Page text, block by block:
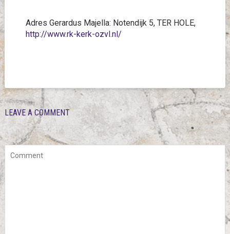
Adres Gerardus Majella: Notendijk 5, TER HOLE,
http://www.rk-kerk-ozvl.nl/
LEAVE A COMMENT